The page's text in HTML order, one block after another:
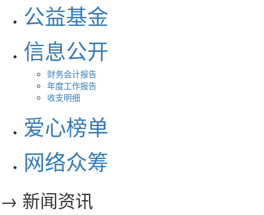
公益基金
信息公开
财务会计报告
年度工作报告
收支明细
爱心榜单
网络众筹
→ 新闻资讯